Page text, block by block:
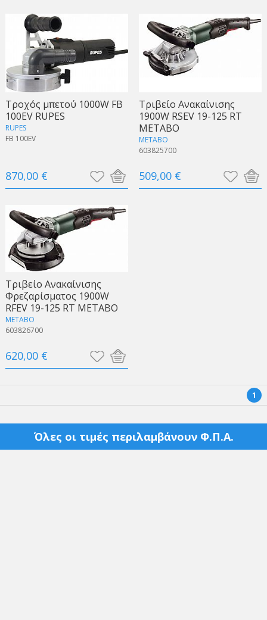
Τροχός μπετού 1000W FB
100EV RUPES
RUPES
FB 100EV
870,00 €
Τριβείο Ανακαίνισης
1900W RSEV 19-125 RT
METABO
METABO
603825700
509,00 €
Τριβείο Ανακαίνισης
Φρεζαρίσματος 1900W
RFEV 19-125 RT METABO
METABO
603826700
620,00 €
1
Όλες οι τιμές περιλαμβάνουν Φ.Π.Α.